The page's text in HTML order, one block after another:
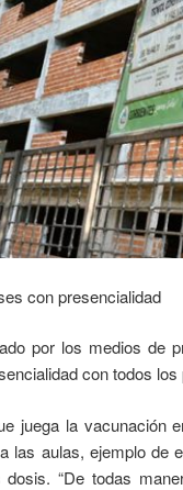
con presencialidad
por los medios de
con todos los
juega la vacunación
las aulas, ejemplo de
dosis. “De todas